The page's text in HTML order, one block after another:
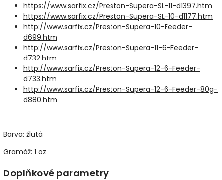
https://www.sarfix.cz/Preston-Supera-SL-11-d1397.htm
https://www.sarfix.cz/Preston-Supera-SL-10-d1177.htm
http://www.sarfix.cz/Preston-Supera-10-Feeder-
d699.htm
http://www.sarfix.cz/Preston-Supera-11-6-Feeder-
d732.htm
http://www.sarfix.cz/Preston-Supera-12-6-Feeder-
d733.htm
http://www.sarfix.cz/Preston-Supera-12-6-Feeder-80g-
d880.htm
Barva: žlutá
Gramáž: 1 oz
Doplňkové parametry